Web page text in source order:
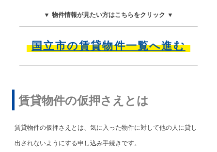
▼ 物件情報が見たい方はこちらをクリック ▼
国立市の賃貸物件一覧へ進む
賃貸物件の仮押さえとは
賃貸物件の仮押さえとは、気に入った物件に対して他の人に貸し
出されないようにする申し込み手続きです。